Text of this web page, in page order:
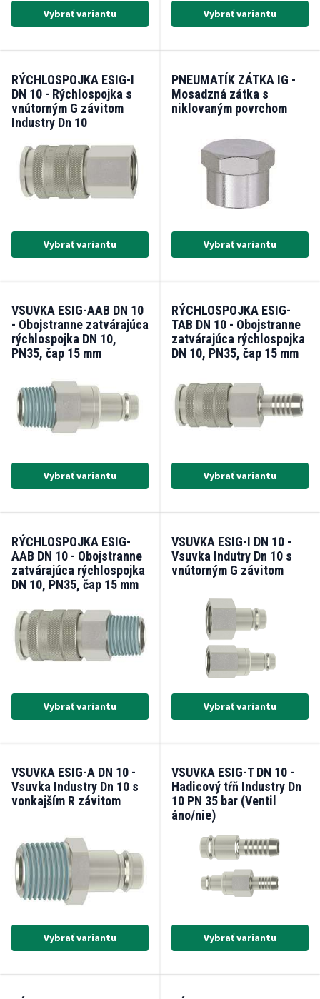
Vybrať variantu Vybrať variantu
RÝCHLOSPOJKA ESIG-I
DN 10 - Rýchlospojka s
vnútorným G závitom
Industry Dn 10
Vybrať variantu
PNEUMATÍK ZÁTKA IG -
Mosadzná zátka s
niklovaným povrchom
Vybrať variantu
VSUVKA ESIG-AAB DN 10
- Obojstranne zatvárajúca
rýchlospojka DN 10,
PN35, čap 15 mm
Vybrať variantu
RÝCHLOSPOJKA ESIG-
TAB DN 10 - Obojstranne
zatvárajúca rýchlospojka
DN 10, PN35, čap 15 mm
Vybrať variantu
RÝCHLOSPOJKA ESIG-
AAB DN 10 - Obojstranne
zatvárajúca rýchlospojka
DN 10, PN35, čap 15 mm
Vybrať variantu
VSUVKA ESIG-I DN 10 -
Vsuvka Indutry Dn 10 s
vnútorným G závitom
Vybrať variantu
VSUVKA ESIG-A DN 10 -
Vsuvka Industry Dn 10 s
vonkajším R závitom
Vybrať variantu
VSUVKA ESIG-T DN 10 -
Hadicový tŕň Industry Dn
10 PN 35 bar (Ventil
áno/nie)
Vybrať variantu